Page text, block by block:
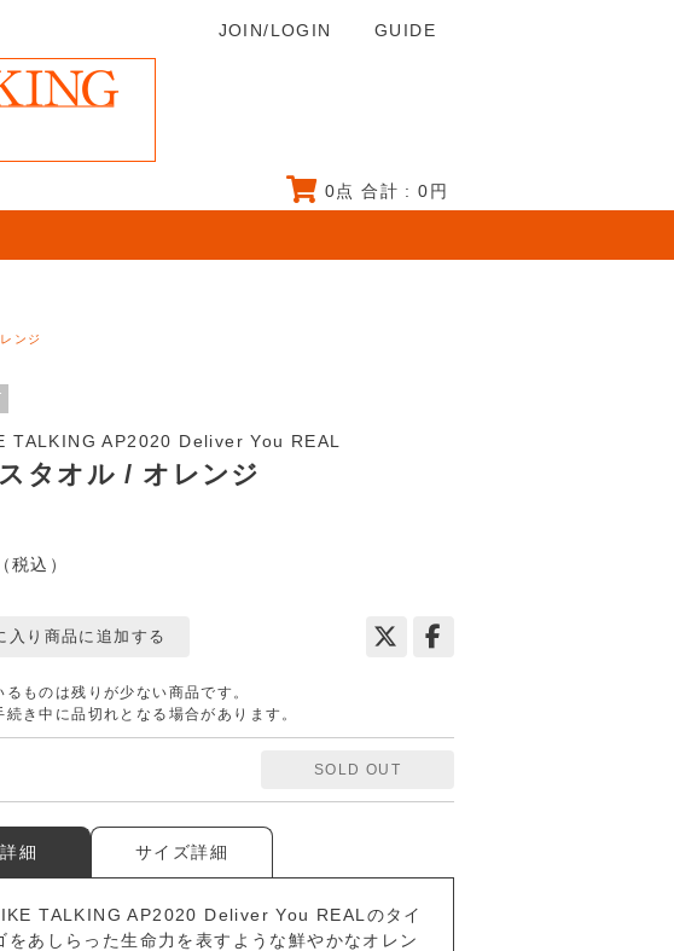
JOIN/LOGIN GUIDE
0点 合計 :0円
ンジ
TALKING AP2020 Deliver You REAL
タオル / オレンジ
（税込）
入り商品に追加する
ものは残りが少ない商品です。
続き中に品切れとなる場合があります。
SOLD OUT
細 サイズ詳細
TALKING AP2020 Deliver You REALのタイ
をあしらった生命力を表すような鮮やかなオレン